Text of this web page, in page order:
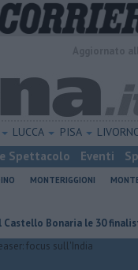
LUCCA PISA
Spettacolo Eventi
MONTERIGGIONI
Bonaria le 30 finaliste di